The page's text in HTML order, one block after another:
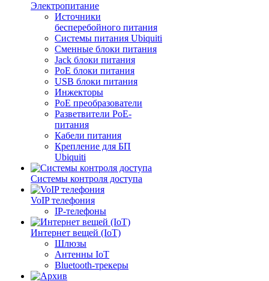
Электропитание
Источники
бесперебойного питания
Системы питания Ubiquiti
Сменные блоки питания
Jack блоки питания
PoE блоки питания
USB блоки питания
Инжекторы
PoE преобразователи
Разветвители PoE-
питания
Кабели питания
Крепление для БП
Ubiquiti
Системы контроля доступа
VoIP телефония
IP-телефоны
Интернет вещей (IoT)
Шлюзы
Антенны IoT
Bluetooth-трекеры